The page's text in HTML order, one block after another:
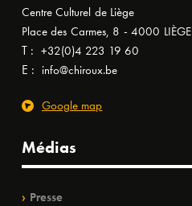
Centre Culturel de Liège
Place des Carmes, 8 - 4000 LIÈGE
T : +32(0)4 223 19 60
E : info@chiroux.be
Google map
Médias
Presse